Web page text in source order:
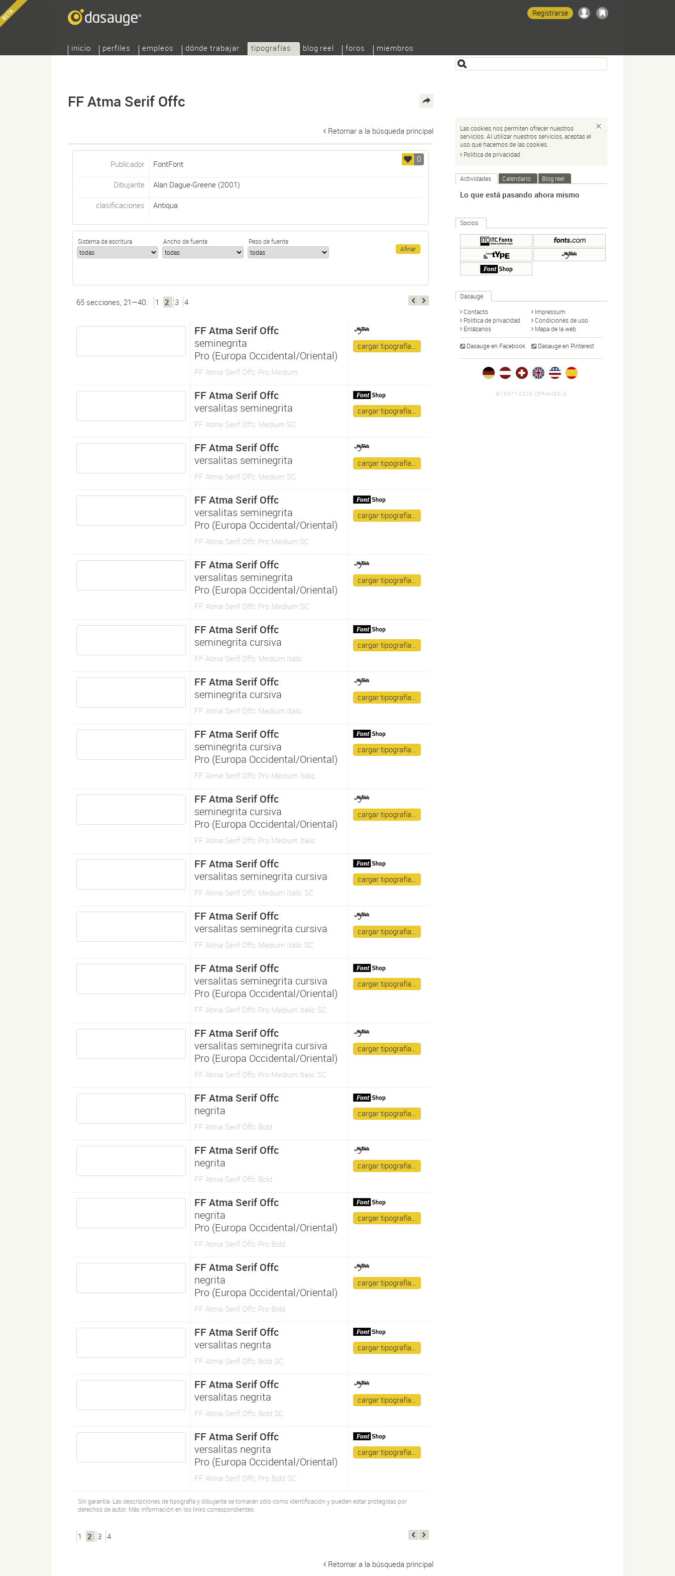
inicio perfiles empleos dónde trabajar tipografías blog reel foros miembros
Registrarse
FF Atma Serif Offc
Retornar a la búsqueda principal
0
Publicador FontFont
Dibujante Alan Dague-Greene(2001)
clasificaciones Antiqua
Sistema de escritura Ancho de fuente Peso de fuente
65 secciones, 21—40: 1 2 3 4
FF Atma Serif Offc
seminegrita
Pro (Europa Occidental/Oriental)
FF Atma Serif Offc Pro Medium
cargar tipografía…
FF Atma Serif Offc
versalitas seminegrita
FF Atma Serif Offc Medium SC
cargar tipografía…
FF Atma Serif Offc
versalitas seminegrita
FF Atma Serif Offc Medium SC
cargar tipografía…
FF Atma Serif Offc
versalitas seminegrita
Pro (Europa Occidental/Oriental)
FF Atma Serif Offc Pro Medium SC
cargar tipografía…
FF Atma Serif Offc
versalitas seminegrita
Pro (Europa Occidental/Oriental)
FF Atma Serif Offc Pro Medium SC
cargar tipografía…
FF Atma Serif Offc
seminegrita cursiva
FF Atma Serif Offc Medium Italic
cargar tipografía…
FF Atma Serif Offc
seminegrita cursiva
FF Atma Serif Offc Medium Italic
cargar tipografía…
FF Atma Serif Offc
seminegrita cursiva
Pro (Europa Occidental/Oriental)
FF Atma Serif Offc Pro Medium Italic
cargar tipografía…
FF Atma Serif Offc
seminegrita cursiva
Pro (Europa Occidental/Oriental)
FF Atma Serif Offc Pro Medium Italic
cargar tipografía…
FF Atma Serif Offc
versalitas seminegrita cursiva
FF Atma Serif Offc Medium Italic SC
cargar tipografía…
FF Atma Serif Offc
versalitas seminegrita cursiva
FF Atma Serif Offc Medium Italic SC
cargar tipografía…
FF Atma Serif Offc
versalitas seminegrita cursiva
Pro (Europa Occidental/Oriental)
FF Atma Serif Offc Pro Medium Italic SC
cargar tipografía…
FF Atma Serif Offc
versalitas seminegrita cursiva
Pro (Europa Occidental/Oriental)
FF Atma Serif Offc Pro Medium Italic SC
cargar tipografía…
FF Atma Serif Offc
negrita
FF Atma Serif Offc Bold
cargar tipografía…
FF Atma Serif Offc
negrita
FF Atma Serif Offc Bold
cargar tipografía…
FF Atma Serif Offc
negrita
Pro (Europa Occidental/Oriental)
FF Atma Serif Offc Pro Bold
cargar tipografía…
FF Atma Serif Offc
negrita
Pro (Europa Occidental/Oriental)
FF Atma Serif Offc Pro Bold
cargar tipografía…
FF Atma Serif Offc
versalitas negrita
FF Atma Serif Offc Bold SC
cargar tipografía…
FF Atma Serif Offc
versalitas negrita
FF Atma Serif Offc Bold SC
cargar tipografía…
FF Atma Serif Offc
versalitas negrita
Pro (Europa Occidental/Oriental)
FF Atma Serif Offc Pro Bold SC
cargar tipografía…
Sin garantía. Las descripciones de tipografía y dibujante se tomarán sólo como identificación y pueden estar protegidas por
derechos de autor. Más información en los links correspondientes.
1 2 3 4
Retornar a la búsqueda principal
Las cookies nos permiten ofrecer nuestros
servicios. Al utilizar nuestros servicios, aceptas el
uso que hacemos de las cookies.
Política de privacidad
Actividades Calendario Blog reel
Lo que está pasando ahora mismo
Socios
Dasauge
Contacto
Impressum
Política de privacidad
Condiciones de uso
Enlázanos
Mapa de la web
Dasauge en Facebook Dasauge en Pinterest
©1997—2026 ZERAMEDIA